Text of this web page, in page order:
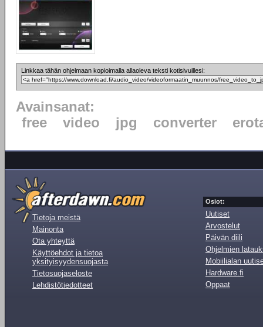
Linkkaa tähän ohjelmaan kopioimalla allaoleva teksti kotisivuillesi:
Avainsanat:
free
video jpg converter
Tietoja meistä
Mainonta
Ota yhteyttä
Käyttöehdot ja tietoa
yksityisyydensuojasta
Tietosuojaseloste
Lehdistötiedotteet
Osiot:
Uutiset
Arvostelut
Päivän diili
Ohjelmien
Mobiilialan
Hardware.fi
Oppaat